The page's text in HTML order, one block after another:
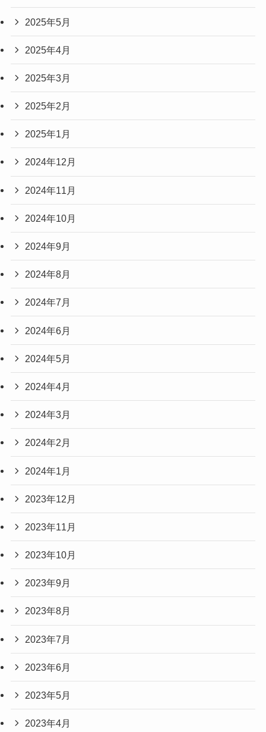
2025年5月
2025年4月
2025年3月
2025年2月
2025年1月
2024年12月
2024年11月
2024年10月
2024年9月
2024年8月
2024年7月
2024年6月
2024年5月
2024年4月
2024年3月
2024年2月
2024年1月
2023年12月
2023年11月
2023年10月
2023年9月
2023年8月
2023年7月
2023年6月
2023年5月
2023年4月